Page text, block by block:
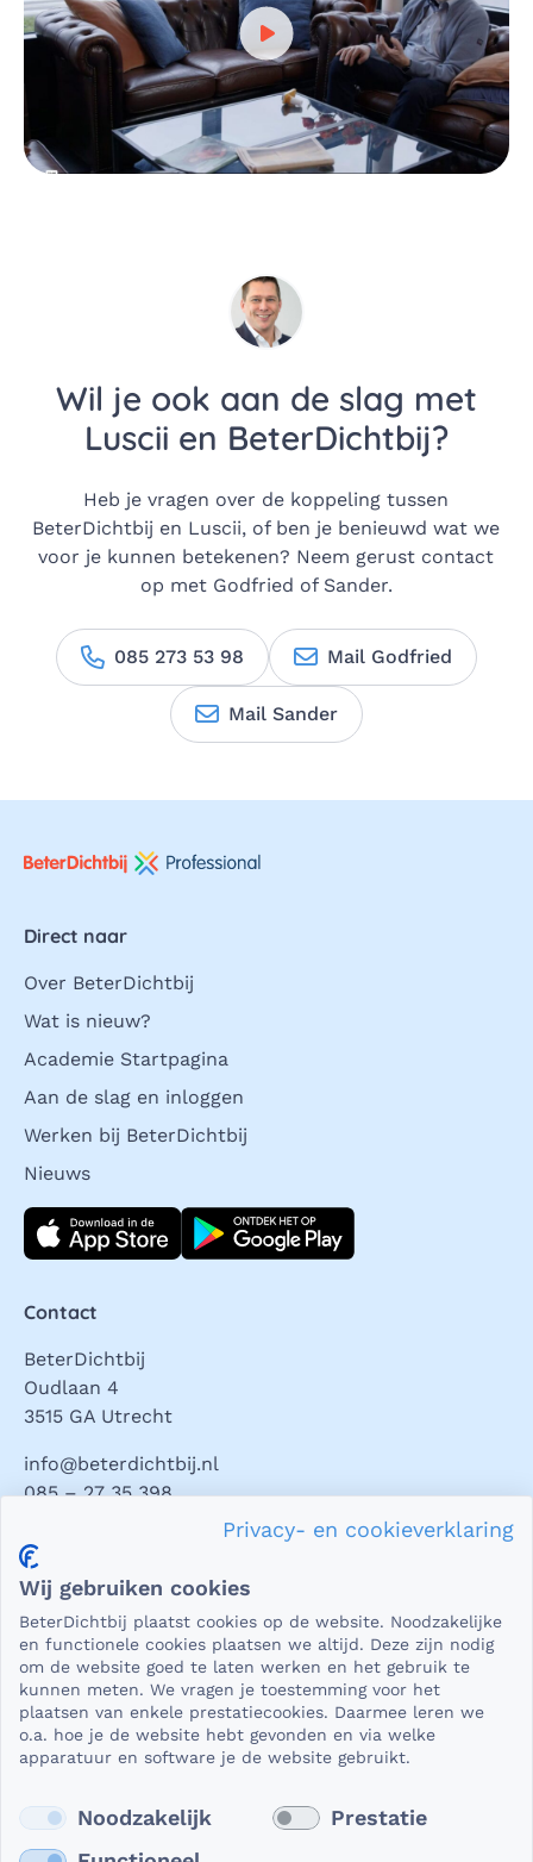
Bekijk video over Video
Wil je ook aan de slag met
Luscii en BeterDichtbij?
Heb je vragen over de koppeling tussen
BeterDichtbij en Luscii, of ben je benieuwd wat we
voor je kunnen betekenen? Neem gerust contact
op met Godfried of Sander.
085 273 53 98 Mail Godfried
Mail Sander
Direct naar
Over BeterDichtbij
Wat is nieuw?
Academie Startpagina
Aan de slag en inloggen
Werken bij BeterDichtbij
Nieuws
Download direct
Contact
BeterDichtbij
Oudlaan 4
3515 GA Utrecht
info@beterdichtbij.nl
085 – 27 35 398
Privacy en veiligheid
essentieel dat die beveiligd worden uitgewisseld. En dat
die gegevens niet in verkeerde handen vallen. Daar kun je
op rekenen bij BeterDichtbij.
Lees verder
Privacy- en cookieverklaring
Wij gebruiken cookies
BeterDichtbij plaatst cookies op de website. Noodzakelijke
en functionele cookies plaatsen we altijd. Deze zijn nodig
om de website goed te laten werken en het gebruik te
kunnen meten. We vragen je toestemming voor het
plaatsen van enkele prestatiecookies. Daarmee leren we
o.a. hoe je de website hebt gevonden en via welke
apparatuur en software je de website gebruikt.
Noodzakelijk
Prestatie